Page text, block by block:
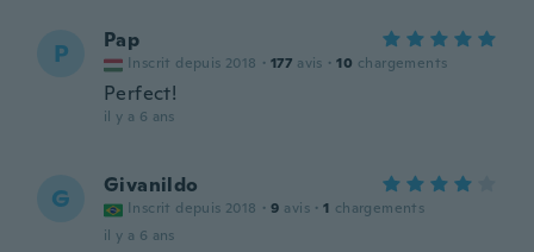
P Pap
Inscrit depuis 2018 · 177 avis · 10 chargements
Perfect!
il y a 6 ans
G Givanildo
Inscrit depuis 2018 · 9 avis · 1 chargements
il y a 6 ans